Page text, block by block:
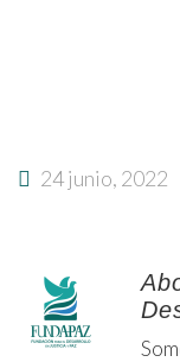
24 junio, 2022